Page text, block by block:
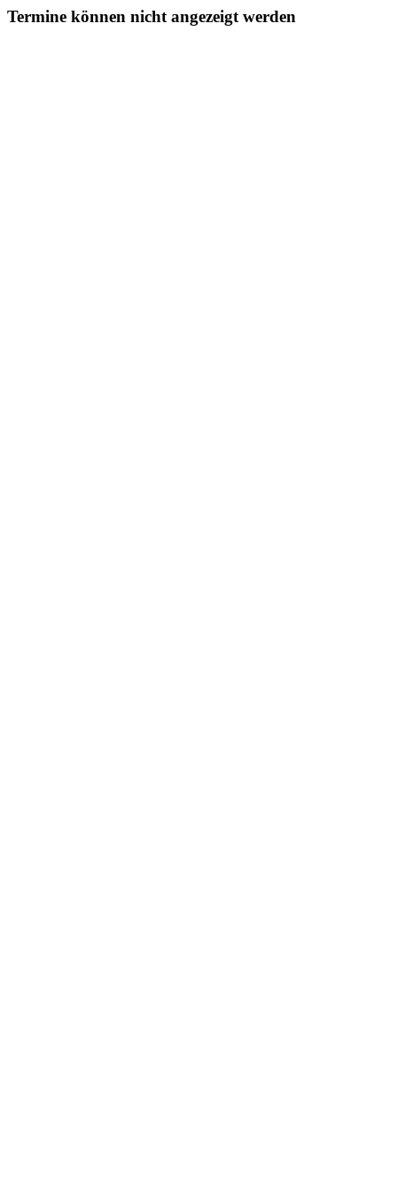
Termine können nicht angezeigt werden